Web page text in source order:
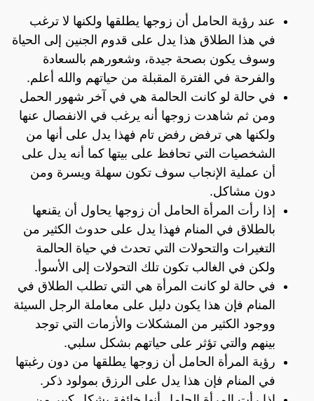
عند رؤية الحامل أن زوجها يطلقها ولكنها لا ترغب
في هذا الطلاق هذا يدل على قدوم الجنين إلى الحياة
وسوف يكون بصحة جيدة، وشعورهم بالسعادة
والفرحة في الفترة المقبلة من حياتهم والله أعلم.
في حالة لو كانت الحالمة هي في آخر شهور الحمل
ومن ثم شاهدت زوجها أنه يرغب في الانفصال عنها
ولكنها هي ترفض رفض تام فهذا يدل على أنها من
الشخصيات التي تحافظ على بيتها كما أنه يدل على
أن عملية الإنجاب سوف تكون سهلة ويسرة ومن
دون مشاكل.
إذا رأت المرأة الحامل أن زوجها يحاول أن يقنعها
بالطلاق في المنام فهذا يدل على حدوث الكثير من
التغيرات والتحولات التي تحدث في حياة الحالمة
ولكن في الغالب تكون تلك التحولات إلى الأسوأ.
في حالة لو كانت المرأة هي التي تطلب الطلاق في
المنام فإن هذا يكون دليل على معاملة الرجل السيئة
ووجود الكثير من المشكلات والأزمات التي توجد
بينهم والتي تؤثر على حياتهم بشكل سلبي.
رؤية المرأة الحامل أن زوجها يطلقها من دون رغبتها
في المنام فإن هذا يدل على الرزق بمولود ذكر.